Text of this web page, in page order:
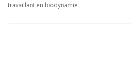
travaillant en biodynamie